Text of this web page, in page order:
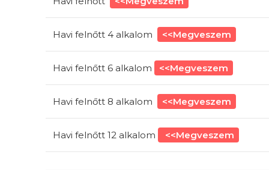
Havi felnőtt 4 alkalom <<Megveszem
Havi felnőtt 6 alkalom <<Megveszem
Havi felnőtt 8 alkalom <<Megveszem
Havi felnőtt 12 alkalom <<Megveszem